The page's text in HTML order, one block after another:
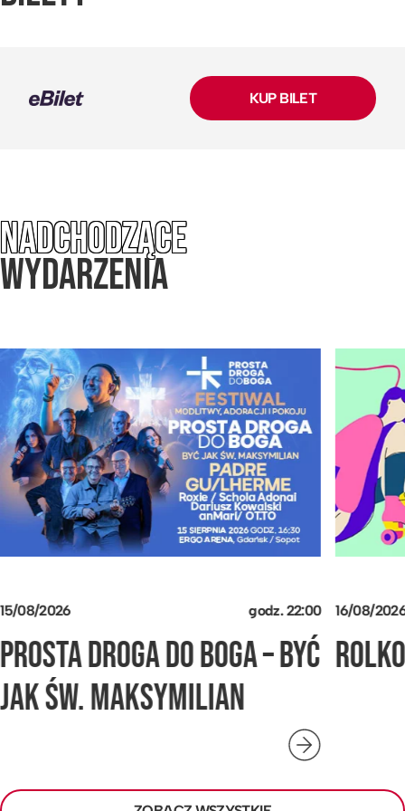
KUP BILET
NADCHODZĄCE
WYDARZENIA
15/08/2026 godz.22:00
PROSTA DROGA DO BOGA – BYĆ
JAK ŚW. MAKSYMILIAN
16/08/